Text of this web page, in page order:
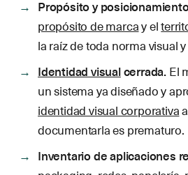
Propósito y
propósito de marcay el
la raíz de toda norma visual
Identidad visualcerrada.El
un sistema ya diseñado y
identidad visual corporativa
documentarla es prematuro.
Inventario de aplicaciones